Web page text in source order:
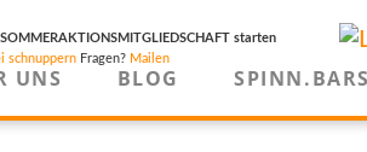
starten
schnuppern Fragen? Mailen
UNS BLOG SPINN.BARS